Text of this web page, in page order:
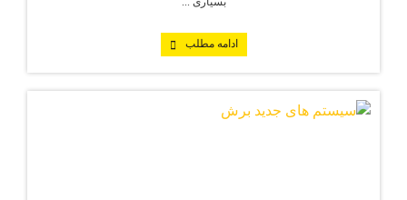
ادامه مطلب